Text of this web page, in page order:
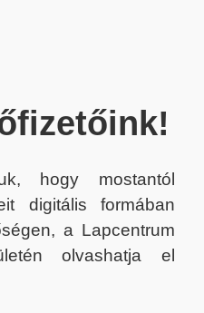
hogy mostantól
digitális formában
a Lapcentrum
olvashatja el